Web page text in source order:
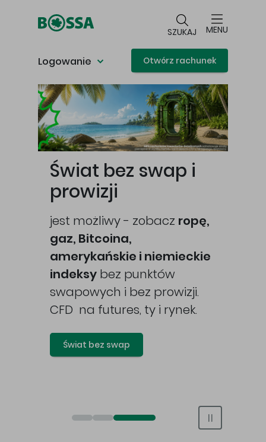
SZUKAJ MENU
Logowanie Otwórz rachunek
Główna treść
Świat bez swap i
prowizji
jest możliwy - zobacz ropę,
gaz, Bitcoina,
amerykańskie i niemieckie
indeksy bez punktów
swapowych i bez prowizji.
CFD na futures, ty i rynek.
Świat bez swap
Otwórz rachunek maklerski online
Otwórz konto IKE/IKZE
Świat bez swap i prowizji